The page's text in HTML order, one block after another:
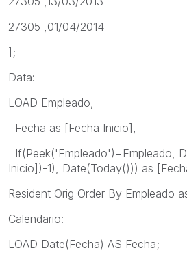
27305 ,01/04/2014
];
Data:
LOAD Empleado,
Fecha as [Fecha Inicio],
If(Peek('Empleado')=Empleado,
Inicio])-1), Date(Today())) as
Resident Orig Order By Empleado
Calendario:
LOAD Date(Fecha) AS Fecha;